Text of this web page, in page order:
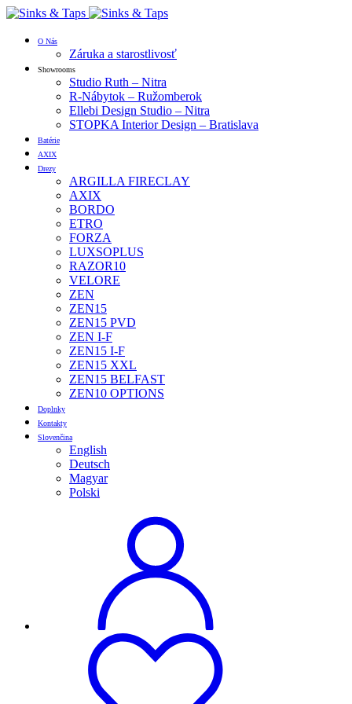
O Nás
Záruka a starostlivosť
Showrooms
Studio Ruth – Nitra
R-Nábytok – Ružomberok
Ellebi Design Studio – Nitra
STOPKA Interior Design – Bratislava
Batérie
AXIX
Drezy
ARGILLA FIRECLAY
AXIX
BORDO
ETRO
FORZA
LUXSOPLUS
RAZOR10
VELORE
ZEN
ZEN15
ZEN15 PVD
ZEN I-F
ZEN15 I-F
ZEN15 XXL
ZEN15 BELFAST
ZEN10 OPTIONS
Doplnky
Kontakty
Slovenčina
English
Deutsch
Magyar
Polski